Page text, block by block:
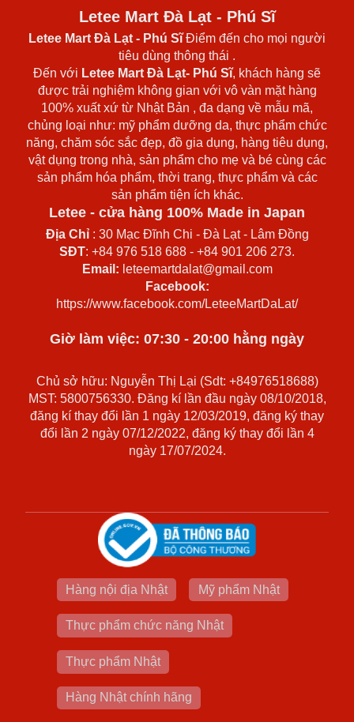
Letee Mart Đà Lạt - Phú Sĩ
Letee Mart Đà Lạt - Phú SĩĐiểm đến cho mọi người
tiêu dùng thông thái .
Đến với Letee Mart Đà Lạt- Phú Sĩ, khách hàng sẽ
được trải nghiệm không gian với vô vàn mặt hàng
100% xuất xứ từ Nhật Bản , đa dạng về mẫu mã,
chủng loại như: mỹ phẩm dưỡng da, thực phẩm chức
năng, chăm sóc sắc đẹp, đồ gia dụng, hàng tiêu dụng,
vật dụng trong nhà, sản phẩm cho mẹ và bé cùng các
sản phẩm hóa phẩm, thời trang, thực phẩm và các
sản phẩm tiện ích khác.
Letee - cửa hàng 100% Made in Japan
Địa Chỉ: 30 Mạc Đĩnh Chi - Đà Lạt - Lâm Đồng
SĐT: +84 976 518 688 - +84 901 206 273.
Email: leteemartdalat@gmail.com
Facebook:
https://www.facebook.com/LeteeMartDaLat/
Giờ làm việc: 07:30 - 20:00 hằng ngày
Chủ sở hữu: Nguyễn Thị Lại (Sdt: +84976518688)
MST: 5800756330. Đăng kí lần đầu ngày 08/10/2018,
đăng kí thay đổi lần 1 ngày 12/03/2019, đăng ký thay
đổi lần 2 ngày 07/12/2022, đăng ký thay đổi lần 4
ngày 17/07/2024.
Hàng nội địa Nhật Mỹ phẩm Nhật
Thực phẩm chức năng Nhật
Thực phẩm Nhật
Hàng Nhật chính hãng